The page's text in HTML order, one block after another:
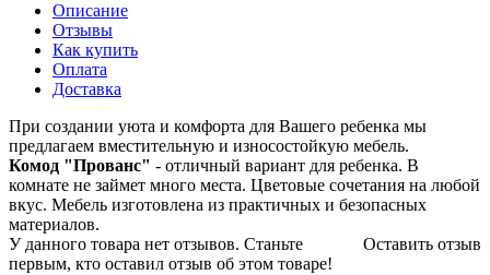
Описание
Отзывы
Как купить
Оплата
Доставка
При создании уюта и комфорта для Вашего ребенка мы
предлагаем вместительную и износостойкую мебель.
Комод "Прованс" - отличный вариант для ребенка. В
комнате не займет много места. Цветовые сочетания на любой
вкус. Мебель изготовлена из практичных и безопасных
материалов.
Оставить отзыв
У данного товара нет отзывов. Станьте
первым, кто оставил отзыв об этом товаре!